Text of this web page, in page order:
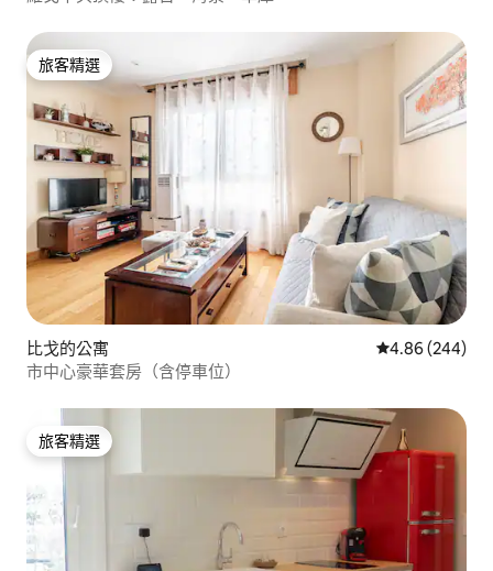
旅客精選
旅客精選
比戈的公寓 從 244 則評價
4.86 (244)
市中心豪華套房（含停車位）
旅客精選
旅客精選